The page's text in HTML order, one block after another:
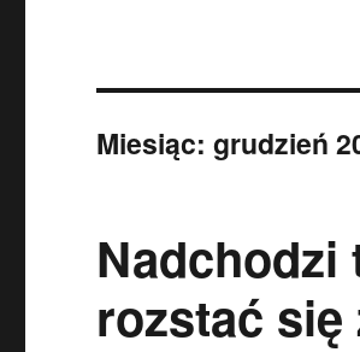
Miesiąc:grudzień
Nadchodzi
rozstać się